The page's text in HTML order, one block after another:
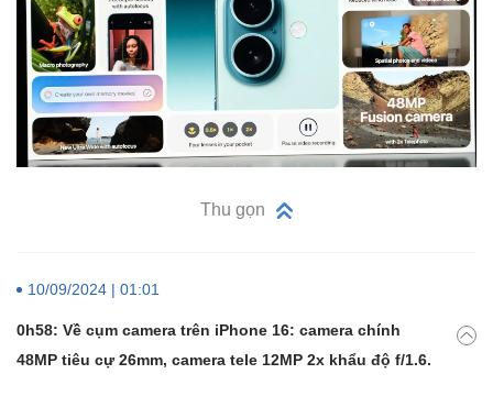
Thu gọn
10/09/2024 | 01:01
0h58: Về cụm camera trên iPhone 16: camera chính
48MP tiêu cự 26mm, camera tele 12MP 2x khẩu độ f/1.6.